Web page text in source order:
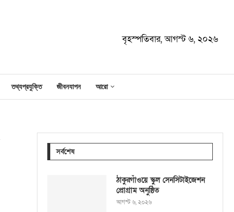
বৃহস্পতিবার, আগস্ট ৬, ২০২৬
তথ্যপ্রযুক্তি জীবনযাপন আরো
সর্বশেষ
ঠাকুরগাঁওয়ে স্কুল সেনসিটাইজেশন
প্রোগ্রাম অনুষ্ঠিত
আগস্ট ৬, ২০২৬